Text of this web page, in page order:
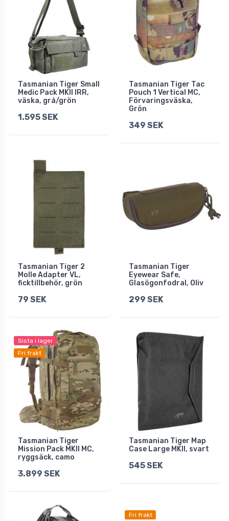
Tasmanian Tiger Small
Medic Pack MKII IRR,
väska, grå/grön
1.595 SEK
Tasmanian Tiger Tac
Pouch 1 Vertical MC,
Förvaringsväska,
Grön
349 SEK
Tasmanian Tiger 2
Molle Adapter VL,
ficktillbehör, grön
79 SEK
Tasmanian Tiger
Eyewear Safe,
Glasögonfodral, Oliv
299 SEK
Sista i lager
Fri frakt
Tasmanian Tiger
Mission Pack MKII MC,
ryggsäck, camo
3.899 SEK
Tasmanian Tiger Map
Case Large MKII, svart
545 SEK
Fri frakt